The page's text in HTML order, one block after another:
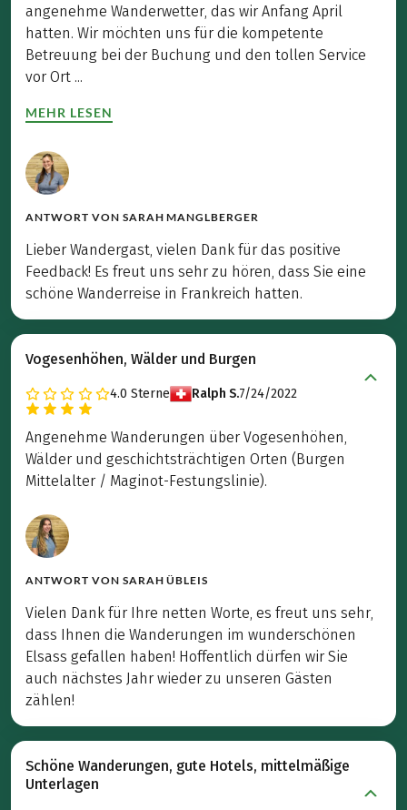
angenehme Wanderwetter, das wir Anfang April
hatten. Wir möchten uns für die kompetente
Betreuung bei der Buchung und den tollen Service
vor Ort ...
MEHR LESEN
ANTWORT VON SARAH MANGLBERGER
Lieber Wandergast, vielen Dank für das positive
Feedback! Es freut uns sehr zu hören, dass Sie eine
schöne Wanderreise in Frankreich hatten.
Vogesenhöhen, Wälder und Burgen
4.0 Sterne Ralph S.7/24/2022
Angenehme Wanderungen über Vogesenhöhen,
Wälder und geschichtsträchtigen Orten (Burgen
Mittelalter / Maginot-Festungslinie).
ANTWORT VON SARAH ÜBLEIS
Vielen Dank für Ihre netten Worte, es freut uns sehr,
dass Ihnen die Wanderungen im wunderschönen
Elsass gefallen haben! Hoffentlich dürfen wir Sie
auch nächstes Jahr wieder zu unseren Gästen
zählen!
Schöne Wanderungen, gute Hotels, mittelmäßige
Unterlagen